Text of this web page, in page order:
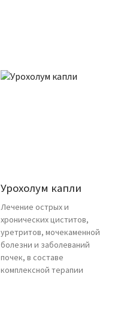
Урохолум капли
Лечение острых и
хронических циститов,
уретритов, мочекаменной
болезни и заболеваний
почек, в составе
комплексной терапии